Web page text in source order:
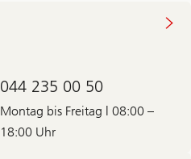
044 235 00 50
Montag bis Freitag | 08:00 –
18:00 Uhr